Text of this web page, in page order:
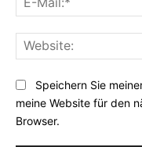
Speichern Sie
meine Website für den
Browser.